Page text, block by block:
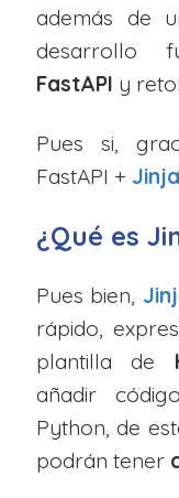
además de
desarrollo
FastAPI y
Pues si,
FastAPI +
¿Qué es
Pues bien,
rápido,
plantilla de
añadir
Python, de
podrán tener